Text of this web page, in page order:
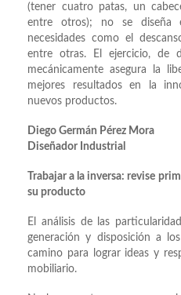
(tener cuatro patas, un
entre otros); no se diseña
necesidades como el
entre otras. El ejercicio, de
mecánicamente asegura la
mejores resultados en la
nuevos productos.
Diego Germán Pérez Mora
Diseñador Industrial
Trabajar a la inversa: revise
su producto
El análisis de las
generación y disposición a
camino para lograr ideas y
mobiliario.